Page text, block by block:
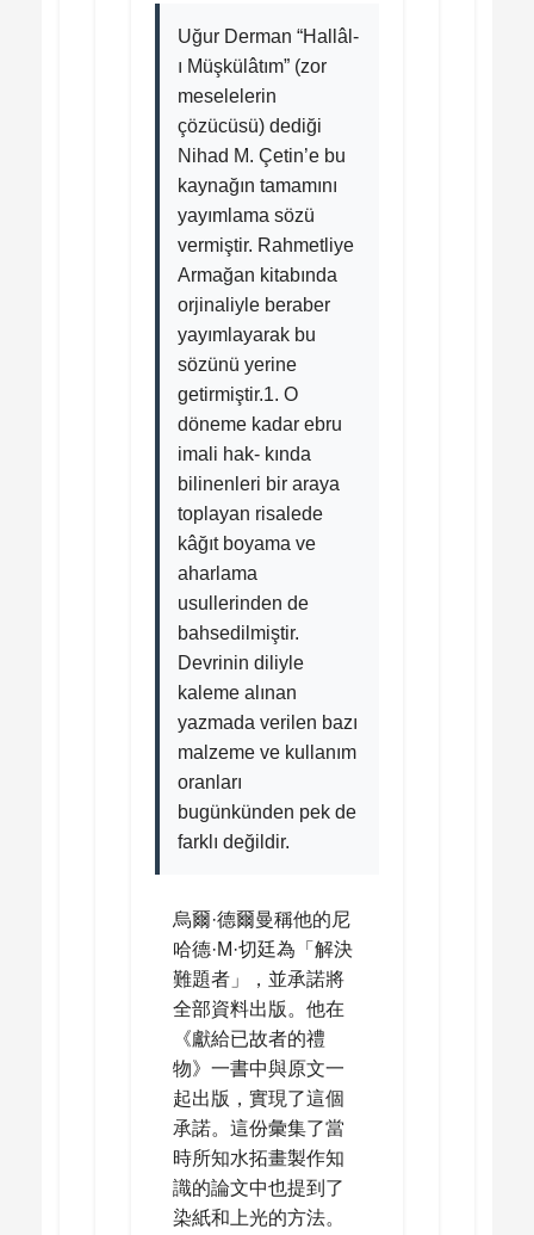
Uğur Derman “Hallâl-
ı Müşkülâtım” (zor
meselelerin
çözücüsü) dediği
Nihad M. Çetin’e bu
kaynağın tamamını
yayımlama sözü
vermiştir. Rahmetliye
Armağan kitabında
orjinaliyle beraber
yayımlayarak bu
sözünü yerine
getirmiştir.1. O
döneme kadar ebru
imali hak- kında
bilinenleri bir araya
toplayan risalede
kâğıt boyama ve
aharlama
usullerinden de
bahsedilmiştir.
Devrinin diliyle
kaleme alınan
yazmada verilen bazı
malzeme ve kullanım
oranları
bugünkünden pek de
farklı değildir.
烏爾·德爾曼稱他的尼
哈德·M·切廷為「解決
難題者」，並承諾將
全部資料出版。他在
《獻給已故者的禮
物》一書中與原文一
起出版，實現了這個
承諾。這份彙集了當
時所知水拓畫製作知
識的論文中也提到了
染紙和上光的方法。